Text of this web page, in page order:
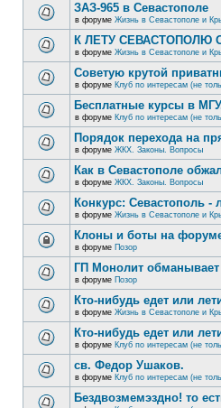
ЗАЗ-965 в Севастополе
в форуме Жизнь в Севастополе и
К ЛЕТУ СЕВАСТОПОЛЮ
в форуме Жизнь в Севастополе и
Советую крутой
в форуме Клуб по интересам (не
Бесплатные курсы в
в форуме Клуб по интересам (не
Порядок перехода на
в форуме ЖКХ. Законы. Вопросы
Как в Севастополе
в форуме ЖКХ. Законы. Вопросы
Конкурс: Севастополь -
в форуме Жизнь в Севастополе и
Клоны и боты на
в форуме Позор
ГП Монолит
в форуме Позор
Кто-нибудь едет или
в форуме Жизнь в Севастополе и
Кто-нибудь едет или
в форуме Клуб по интересам (не
св. Федор Ушаков.
в форуме Клуб по интересам (не
Бездвозмемэздно! то